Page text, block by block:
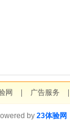
网 广告服务
by 23体验网